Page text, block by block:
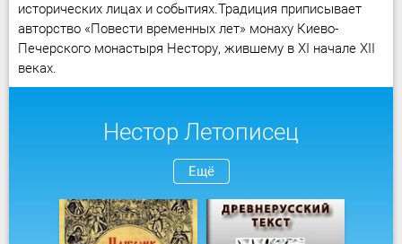
исторических лицах и событиях.Традиция приписывает
авторство «Повести временных лет» монаху Киево-
Печерского монастыря Нестору, жившему в XI начале XII
веках.
Нестор Летописец
Ещё